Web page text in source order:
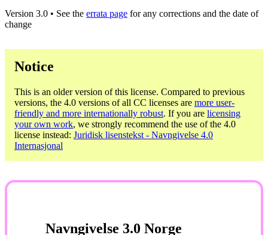
Version 3.0 • See the errata page for any corrections and the date of
change
Notice
This is an older version of this license. Compared to previous
versions, the 4.0 versions of all CC licenses are more user-
friendly and more internationally robust. If you are licensing
your own work, we strongly recommend the use of the 4.0
license instead: Juridisk lisenstekst - Navngivelse 4.0
Internasjonal
Navngivelse 3.0 Norge